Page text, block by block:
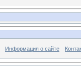
Информация о сайте